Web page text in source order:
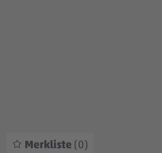
Merkliste (0)